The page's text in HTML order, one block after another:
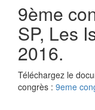
9ème
SP, Les
2016.
Téléchargez le
congrès : 9eme